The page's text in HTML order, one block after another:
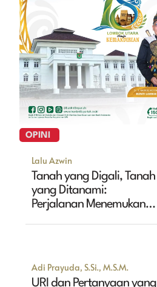
OPINI
Lalu Azwin
Tanah yang Digali, Tanah
yang Ditanami:
Perjalanan Menemukan
Adi Prayuda, S.Si., M.S.M.
URI dan Pertanyaan yang